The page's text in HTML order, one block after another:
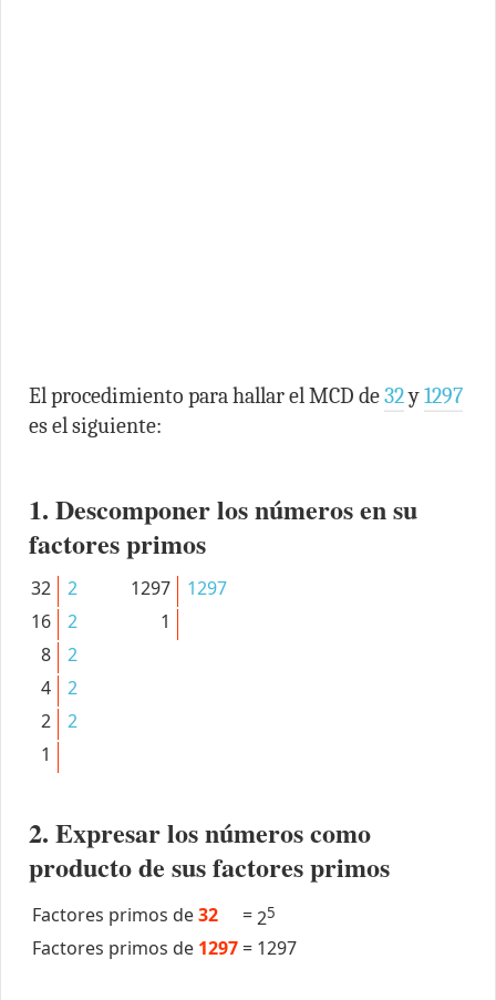
El procedimiento para hallar el MCD de32y1297
es el siguiente:
1. Descomponer los números en su
factores primos
32
2
16
2
8
2
4
2
2
2
1
1297
1297
1
2. Expresar los números como
producto de sus factores primos
Factores primos de32 =25
Factores primos de 1297 = 1297